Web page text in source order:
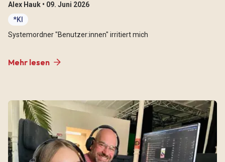
Alex Hauk • 09. Juni 2026
*KI
Systemordner "Benutzer:innen" irritiert mich
Mehr lesen